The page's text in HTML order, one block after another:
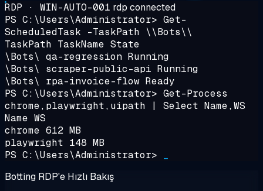
RDP · WIN-AUTO-001 rdp connected
PS C:\Users\Administrator> Get-
ScheduledTask -TaskPath \\Bots\\
TaskPath TaskName State
\Bots\ qa-regression Running
\Bots\ scraper-public-api Running
\Bots\ rpa-invoice-flow Ready
PS C:\Users\Administrator> Get-Process
chrome,playwright,uipath | Select Name,WS
Name WS
chrome 612 MB
playwright 148 MB
PS C:\Users\Administrator>
Botting RDP'e Hızlı Bakış